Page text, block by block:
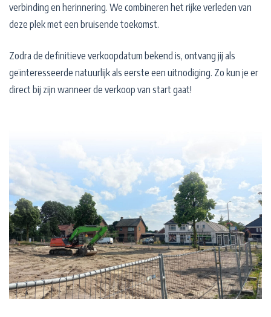
verbinding en herinnering. We combineren het rijke verleden van
deze plek met een bruisende toekomst.
Zodra de definitieve verkoopdatum bekend is, ontvang jij als
geïnteresseerde natuurlijk als eerste een uitnodiging. Zo kun je er
direct bij zijn wanneer de verkoop van start gaat!